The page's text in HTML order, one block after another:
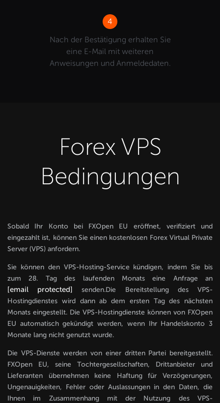
4
Nach der Bestätigung erhalten Sie
eine E-Mail mit weiteren
Anweisungen und Anmeldedaten.
Forex VPS
Bedingungen
Sobald Ihr Konto bei FXOpen EU eröffnet, verifiziert und
eingezahlt ist, können Sie einen kostenlosen Forex Virtual Private
Server (VPS) anfordern.
Sie können den VPS-Hosting-Service kündigen, indem Sie bis
zum 28. Tag des laufenden Monats eine Anfrage an
[email protected] senden.Die Bereitstellung des VPS-
Hostingdienstes wird dann ab dem ersten Tag des nächsten
Monats eingestellt. Die VPS-Hostingdienste können von FXOpen
EU automatisch gekündigt werden, wenn Ihr Handelskonto 3
Monate lang nicht genutzt wurde.
Die VPS-Dienste werden von einer dritten Partei bereitgestellt.
FXOpen EU, seine Tochtergesellschaften, Drittanbieter und
Lieferanten übernehmen keine Haftung für Verzögerungen,
Ungenauigkeiten, Fehler oder Auslassungen in den Daten, die
Ihnen im Zusammenhang mit der Nutzung des VPS-